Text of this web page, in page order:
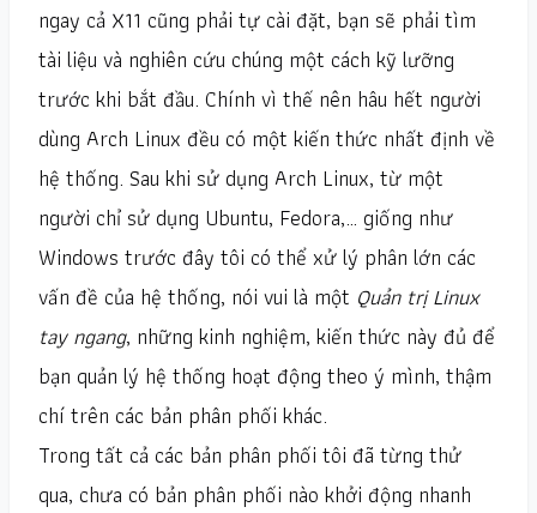
ngay cả X11 cũng phải tự cài đặt, bạn sẽ phải tìm
tài liệu và nghiên cứu chúng một cách kỹ lưỡng
trước khi bắt đầu. Chính vì thế nên hâu hết người
dùng Arch Linux đều có một kiến thức nhất định về
hệ thống. Sau khi sử dụng Arch Linux, từ một
người chỉ sử dụng Ubuntu, Fedora,… giống như
Windows trước đây tôi có thể xử lý phân lớn các
vấn đề của hệ thống, nói vui là một Quản trị Linux
tay ngang, những kinh nghiệm, kiến thức này đủ để
bạn quản lý hệ thống hoạt động theo ý mình, thậm
chí trên các bản phân phối khác.
Trong tất cả các bản phân phối tôi đã từng thử
qua, chưa có bản phân phối nào khởi động nhanh